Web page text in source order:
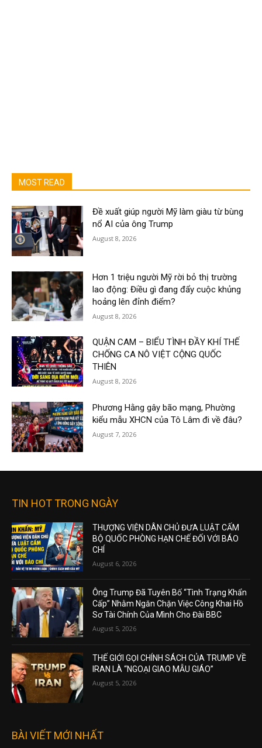
MOST READ
Đề xuất giúp người Mỹ làm giàu từ bùng
nổ AI của ông Trump
August 8, 2026
Hơn 1 triệu người Mỹ rời bỏ thị trường
lao động: Điều gì đang đẩy cuộc khủng
hoảng lên đỉnh điểm?
August 8, 2026
QUẬN CAM – BIỂU TÌNH ĐẦY KHÍ THẾ
CHỐNG CA NÔ VIỆT CỘNG QUỐC
THIÊN
August 8, 2026
Phương Hằng gây bão mạng, Phường
kiểu mẫu XHCN của Tô Lâm đi về đâu?
August 7, 2026
TIN HOT TRONG NGÀY
THƯỢNG VIỆN DÂN CHỦ ĐƯA LUẬT CẤM
BỘ QUỐC PHÒNG HẠN CHẾ ĐỐI VỚI BÁO
CHÍ
August 6, 2026
Ông Trump Đã Tuyên Bố “Tình Trạng Khẩn
Cấp” Nhằm Ngăn Chặn Việc Công Khai Hồ
Sơ Tài Chính Của Mình Cho Đài BBC
August 5, 2026
THẾ GIỚI GỌI CHÍNH SÁCH CỦA TRUMP VỀ
IRAN LÀ “NGOẠI GIAO MẪU GIÁO”
August 5, 2026
BÀI VIẾT MỚI NHẤT